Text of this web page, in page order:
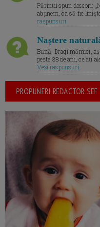
Părinții spun deseori:
abținem, ca să fie
raspunsuri
Naștere
Bună, Dragi mămici,
peste 38 de ani, ce ați
Vezi raspunsuri
PROPUNERI REDACTOR SEF